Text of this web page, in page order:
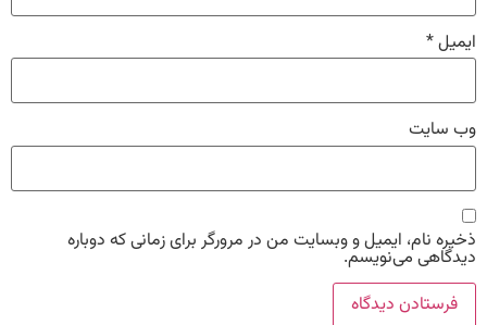
ایمیل*
وب‌ سایت
ذخیره نام، ایمیل و وبسایت من در مرورگر برای زمانی که دوباره
دیدگاهی می‌نویسم.